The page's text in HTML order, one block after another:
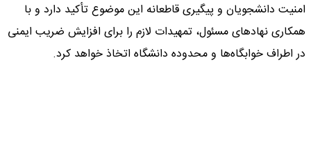
امنیت دانشجویان و پیگیری قاطعانه این موضوع تأکید دارد و با
همکاری نهادهای مسئول، تمهیدات لازم را برای افزایش ضریب ایمنی
در اطراف خوابگاه‌ها و محدوده دانشگاه اتخاذ خواهد کرد.